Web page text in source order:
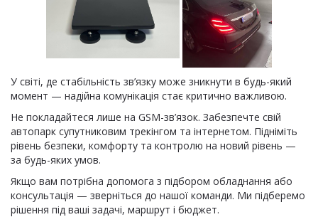
У світі, де стабільність зв’язку може зникнути в будь-який
момент — надійна комунікація стає критично важливою.
Не покладайтеся лише на GSM-зв’язок. Забезпечте свій
автопарк супутниковим трекінгом та інтернетом. Підніміть
рівень безпеки, комфорту та контролю на новий рівень —
за будь-яких умов.
Якщо вам потрібна допомога з підбором обладнання або
консультація — зверніться до нашої команди. Ми підберемо
рішення під ваші задачі, маршрут і бюджет.